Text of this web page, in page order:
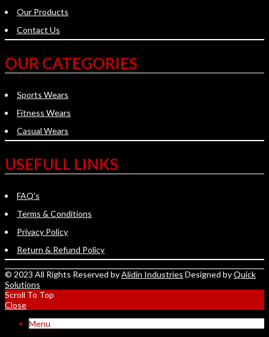
Our Products
Contact Us
OUR CATEGORIES
Sports Wears
Fitness Wears
Casual Wears
USEFULL LINKS
FAQ's
Terms & Conditions
Privacy Policy
Return & Refund Policy
© 2023 All Rights Reserved byAlidin Industries Designed byQuick
Solutions
Scroll To Top
Close
Menu